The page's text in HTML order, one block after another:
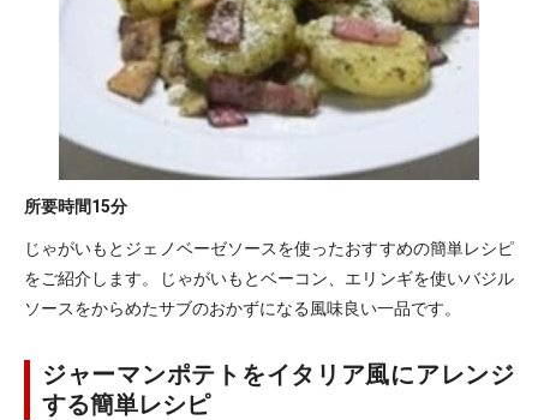
所要時間15分
じゃがいもとジェノベーゼソースを使ったおすすめの簡単レシピ
をご紹介します。じゃがいもとベーコン、エリンギを使いバジル
ソースをからめたサブのおかずになる風味良い一品です。
ジャーマンポテトをイタリア風にアレンジ
する簡単レシピ